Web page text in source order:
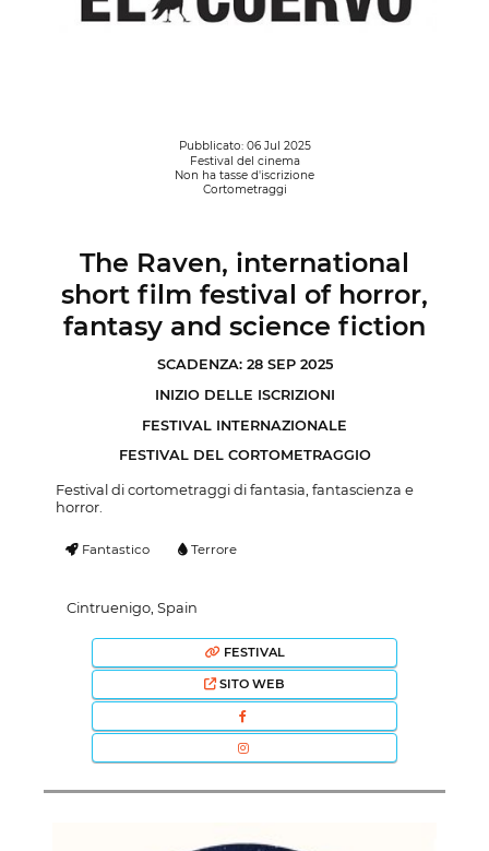
Pubblicato: 06 Jul 2025
Festival del cinema
Non ha tasse d'iscrizione
Cortometraggi
The Raven, international
short film festival of horror,
fantasy and science fiction
SCADENZA: 28 SEP 2025
INIZIO DELLE ISCRIZIONI
FESTIVAL INTERNAZIONALE
FESTIVAL DEL CORTOMETRAGGIO
Festival di cortometraggi di fantasia, fantascienza e
horror.
Fantastico Terrore
Cintruenigo, Spain
FESTIVAL
SITO WEB